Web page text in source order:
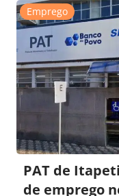
Emprego
PAT de
de emprego